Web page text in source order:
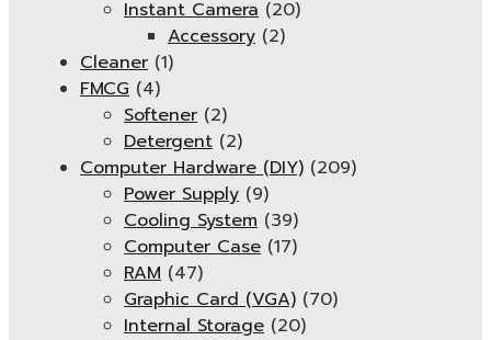
Instant Camera (20)
Accessory (2)
Cleaner (1)
FMCG (4)
Softener (2)
Detergent (2)
Computer Hardware (DIY) (209)
Power Supply (9)
Cooling System (39)
Computer Case (17)
RAM (47)
Graphic Card (VGA) (70)
Internal Storage (20)